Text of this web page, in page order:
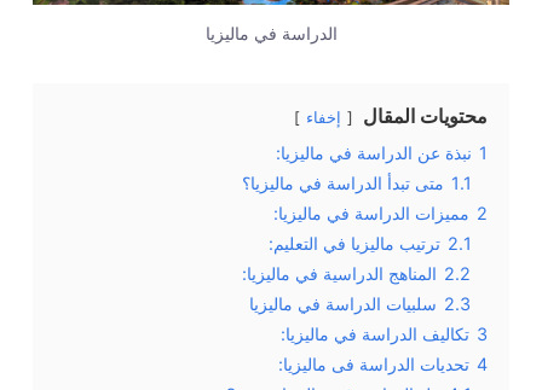
الدراسة في ماليزيا
محتويات المقال إخفاء
1 نبذة عن الدراسة في ماليزيا:
1.1 متى تبدأ الدراسة في ماليزيا؟
2 مميزات الدراسة في ماليزيا:
2.1 ترتيب ماليزيا في التعليم:
2.2 المناهج الدراسية في ماليزيا:
2.3 سلبيات الدراسة في ماليزيا
3 تكاليف الدراسة في ماليزيا:
4 تحديات الدراسة فى ماليزيا: